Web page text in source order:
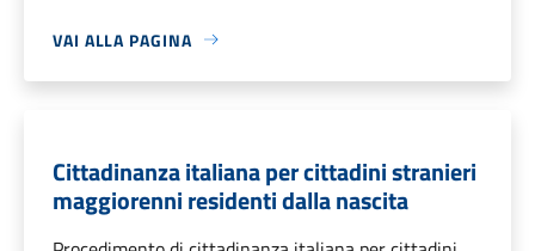
VAI ALLA PAGINA
Cittadinanza italiana per cittadini stranieri
maggiorenni residenti dalla nascita